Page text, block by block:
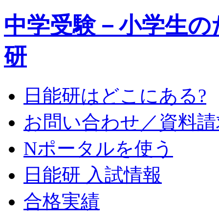
中学受験－小学生
研
日能研はどこにある?
お問い合わせ／資料
Nポータルを使う
日能研 入試情報
合格実績